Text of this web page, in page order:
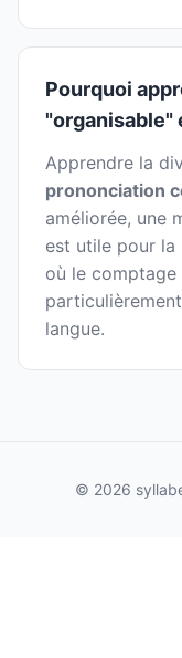
Pourquoi
"organisable"
Apprendre la
prononciation
améliorée, une
est utile pour
où le
langue.
© 2026